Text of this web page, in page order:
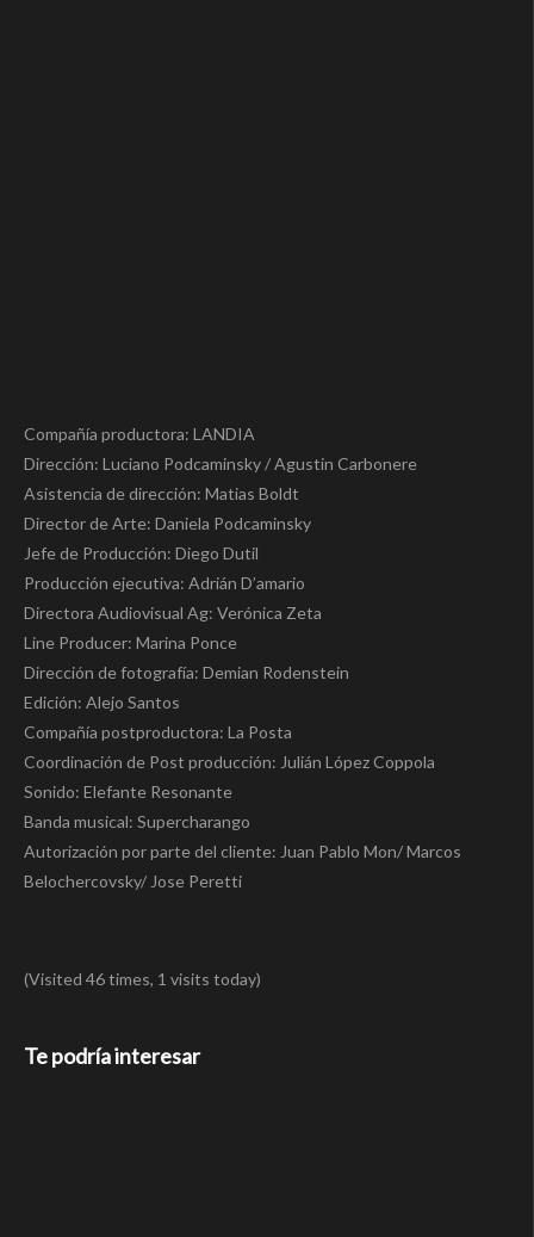
Compañía productora: LANDIA
Dirección: Luciano Podcaminsky / Agustin Carbonere
Asistencia de dirección: Matias Boldt
Director de Arte: Daniela Podcaminsky
Jefe de Producción: Diego Dutil
Producción ejecutiva: Adrián D’amario
Directora Audiovisual Ag: Verónica Zeta
Line Producer: Marina Ponce
Dirección de fotografía: Demian Rodenstein
Edición: Alejo Santos
Compañía postproductora: La Posta
Coordinación de Post producción: Julián López Coppola
Sonido: Elefante Resonante
Banda musical: Supercharango
Autorización por parte del cliente: Juan Pablo Mon/ Marcos
Belochercovsky/ Jose Peretti
(Visited 46 times, 1 visits today)
Te podría interesar